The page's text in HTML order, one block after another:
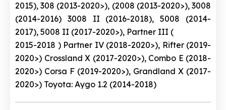
2015), 308 (2013-2020>), (2008 (2013-2020>), 3008
(2014-2016) 3008 II (2016-2018), 5008 (2014-
2017), 5008 II (2017-2020>), Partner III (
2015-2018 ) Partner IV (2018-2020>), Rifter (2019-
2020>) Crossland X (2017-2020>), Combo E (2018-
2020>) Corsa F (2019-2020>), Grandland X (2017-
2020>) Toyota: Aygo 1.2 (2014-2018)